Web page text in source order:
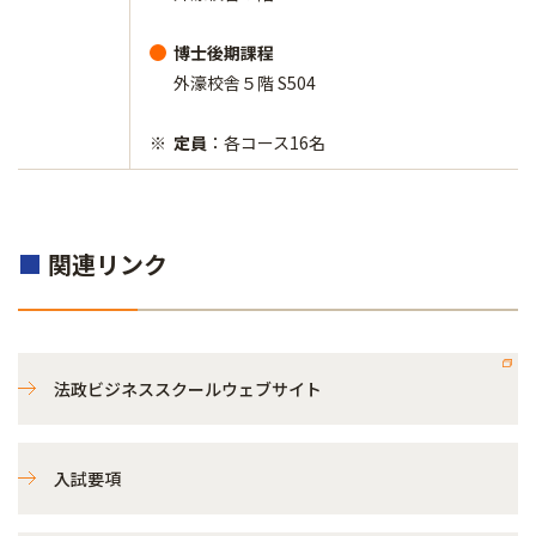
博士後期課程
外濠校舎５階 S504
定員 ：各コース16名
■ 関連リンク
法政ビジネススクールウェブサイト
入試要項